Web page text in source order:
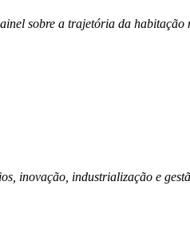
sobre a trajetória da habitação
inovação, industrialização e